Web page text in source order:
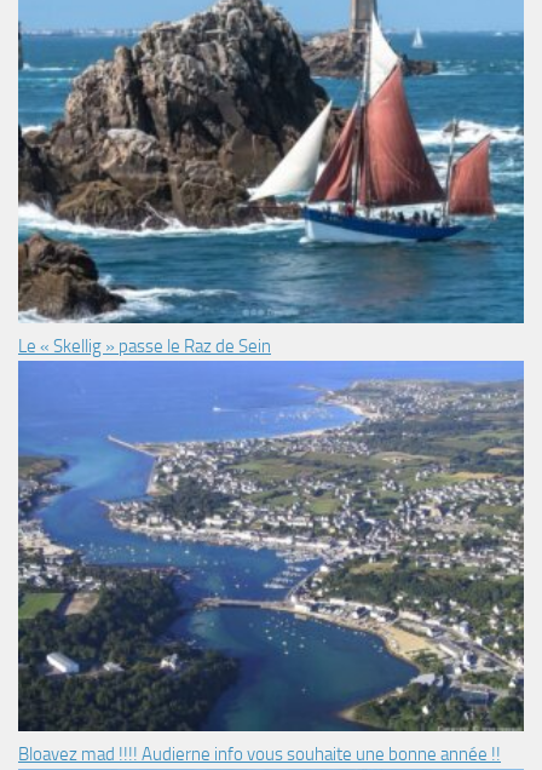
Le « Skellig » passe le Raz de Sein
Bloavez mad !!!! Audierne info vous souhaite une bonne année !!